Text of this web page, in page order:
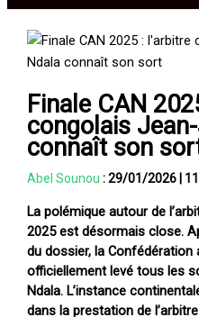
Finale CAN
congolais
connaît son
Abel Sounou :29/01/2026|
La polémique autour de
2025 est désormais close.
du dossier, la
officiellement levé tous les
Ndala. L’instance
dans la prestation de